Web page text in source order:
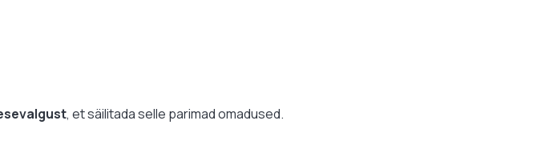
, et säilitada selle parimad omadused.